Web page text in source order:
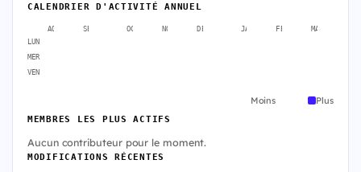
CALENDRIER D'ACTIVITÉ ANNUEL
AOÛT SEPT. OCT. NOV. DÉC. JANV. FÉVR. MARS
LUN
MER
VEN
Moins Plus
MEMBRES LES PLUS ACTIFS
Aucun contributeur pour le moment.
MODIFICATIONS RÉCENTES